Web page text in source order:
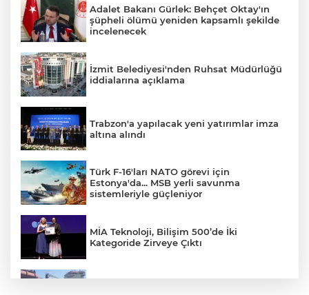
Adalet Bakanı Gürlek: Behçet Oktay'ın
şüpheli ölümü yeniden kapsamlı şekilde
incelenecek
İzmit Belediyesi'nden Ruhsat Müdürlüğü
iddialarına açıklama
Trabzon'a yapılacak yeni yatırımlar imza
altına alındı
Türk F-16'ları NATO görevi için
Estonya'da... MSB yerli savunma
sistemleriyle güçleniyor
MİA Teknoloji, Bilişim 500’de İki
Kategoride Zirveye Çıktı